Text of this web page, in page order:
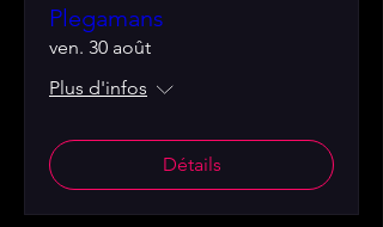
Plegamans
ven. 30 août
Plus d'infos
Détails